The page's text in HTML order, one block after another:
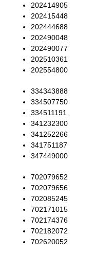
202414905
202415448
202444688
202490048
202490077
202510361
202554800
334343888
334507750
334511191
341232300
341252266
341751187
347449000
702079652
702079656
702085245
702171015
702174376
702182072
702620052